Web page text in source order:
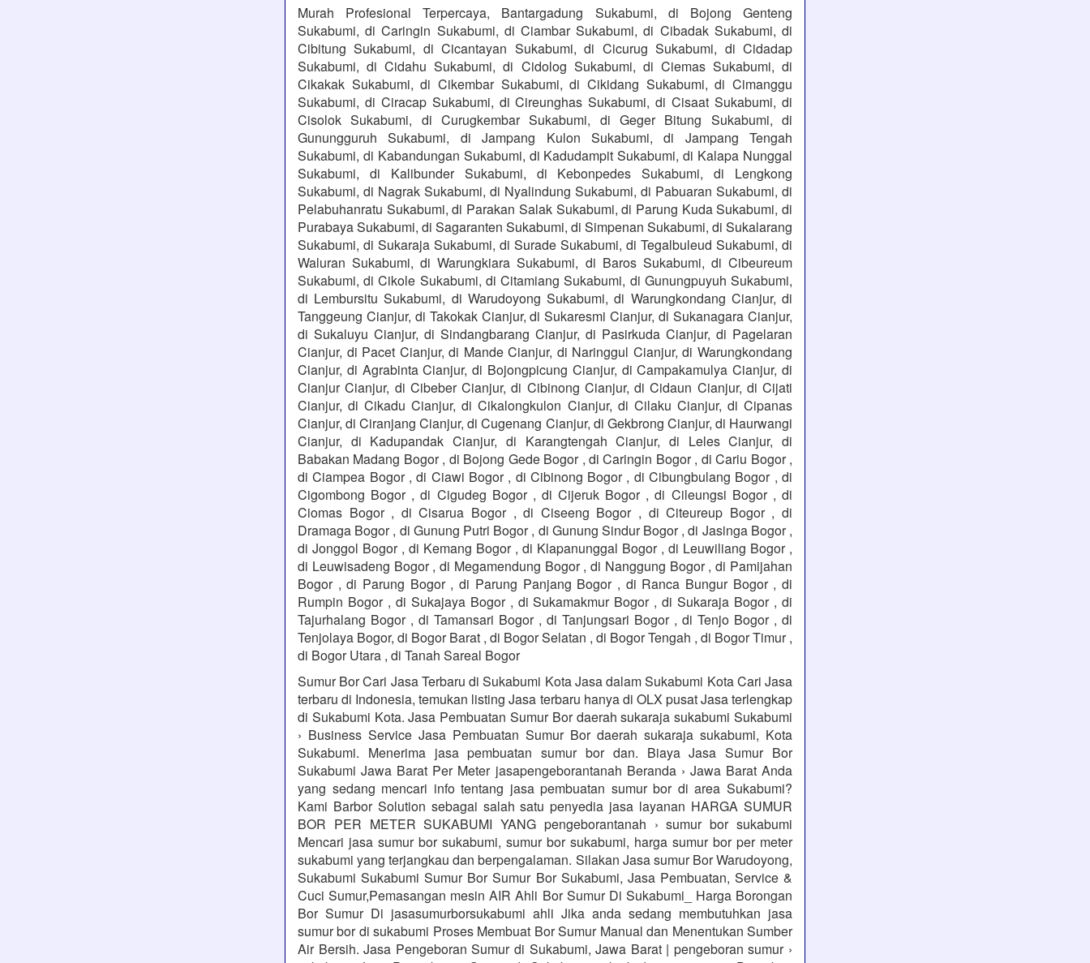
Murah Profesional Terpercaya, Bantargadung Sukabumi, di Bojong Genteng
Sukabumi, di Caringin Sukabumi, di Ciambar Sukabumi, di Cibadak Sukabumi, di
Cibitung Sukabumi, di Cicantayan Sukabumi, di Cicurug Sukabumi, di Cidadap
Sukabumi, di Cidahu Sukabumi, di Cidolog Sukabumi, di Ciemas Sukabumi, di
Cikakak Sukabumi, di Cikembar Sukabumi, di Cikidang Sukabumi, di Cimanggu
Sukabumi, di Ciracap Sukabumi, di Cireunghas Sukabumi, di Cisaat Sukabumi, di
Cisolok Sukabumi, di Curugkembar Sukabumi, di Geger Bitung Sukabumi, di
Gunungguruh Sukabumi, di Jampang Kulon Sukabumi, di Jampang Tengah
Sukabumi, di Kabandungan Sukabumi, di Kadudampit Sukabumi, di Kalapa Nunggal
Sukabumi, di Kalibunder Sukabumi, di Kebonpedes Sukabumi, di Lengkong
Sukabumi, di Nagrak Sukabumi, di Nyalindung Sukabumi, di Pabuaran Sukabumi, di
Pelabuhanratu Sukabumi, di Parakan Salak Sukabumi, di Parung Kuda Sukabumi, di
Purabaya Sukabumi, di Sagaranten Sukabumi, di Simpenan Sukabumi, di Sukalarang
Sukabumi, di Sukaraja Sukabumi, di Surade Sukabumi, di Tegalbuleud Sukabumi, di
Waluran Sukabumi, di Warungkiara Sukabumi, di Baros Sukabumi, di Cibeureum
Sukabumi, di Cikole Sukabumi, di Citamiang Sukabumi, di Gunungpuyuh Sukabumi,
di Lembursitu Sukabumi, di Warudoyong Sukabumi, di Warungkondang Cianjur, di
Tanggeung Cianjur, di Takokak Cianjur, di Sukaresmi Cianjur, di Sukanagara Cianjur,
di Sukaluyu Cianjur, di Sindangbarang Cianjur, di Pasirkuda Cianjur, di Pagelaran
Cianjur, di Pacet Cianjur, di Mande Cianjur, di Naringgul Cianjur, di Warungkondang
Cianjur, di Agrabinta Cianjur, di Bojongpicung Cianjur, di Campakamulya Cianjur, di
Cianjur Cianjur, di Cibeber Cianjur, di Cibinong Cianjur, di Cidaun Cianjur, di Cijati
Cianjur, di Cikadu Cianjur, di Cikalongkulon Cianjur, di Cilaku Cianjur, di Cipanas
Cianjur, di Ciranjang Cianjur, di Cugenang Cianjur, di Gekbrong Cianjur, di Haurwangi
Cianjur, di Kadupandak Cianjur, di Karangtengah Cianjur, di Leles Cianjur, di
Babakan Madang Bogor , di Bojong Gede Bogor , di Caringin Bogor , di Cariu Bogor ,
di Ciampea Bogor , di Ciawi Bogor , di Cibinong Bogor , di Cibungbulang Bogor , di
Cigombong Bogor , di Cigudeg Bogor , di Cijeruk Bogor , di Cileungsi Bogor , di
Ciomas Bogor , di Cisarua Bogor , di Ciseeng Bogor , di Citeureup Bogor , di
Dramaga Bogor , di Gunung Putri Bogor , di Gunung Sindur Bogor , di Jasinga Bogor ,
di Jonggol Bogor , di Kemang Bogor , di Klapanunggal Bogor , di Leuwiliang Bogor ,
di Leuwisadeng Bogor , di Megamendung Bogor , di Nanggung Bogor , di Pamijahan
Bogor , di Parung Bogor , di Parung Panjang Bogor , di Ranca Bungur Bogor , di
Rumpin Bogor , di Sukajaya Bogor , di Sukamakmur Bogor , di Sukaraja Bogor , di
Tajurhalang Bogor , di Tamansari Bogor , di Tanjungsari Bogor , di Tenjo Bogor , di
Tenjolaya Bogor, di Bogor Barat , di Bogor Selatan , di Bogor Tengah , di Bogor Timur ,
di Bogor Utara , di Tanah Sareal Bogor
Sumur Bor Cari Jasa Terbaru di Sukabumi Kota Jasa dalam Sukabumi Kota Cari Jasa
terbaru di Indonesia, temukan listing Jasa terbaru hanya di OLX pusat Jasa terlengkap
di Sukabumi Kota. Jasa Pembuatan Sumur Bor daerah sukaraja sukabumi Sukabumi
› Business Service Jasa Pembuatan Sumur Bor daerah sukaraja sukabumi, Kota
Sukabumi. Menerima jasa pembuatan sumur bor dan. Biaya Jasa Sumur Bor
Sukabumi Jawa Barat Per Meter jasapengeborantanah Beranda › Jawa Barat Anda
yang sedang mencari info tentang jasa pembuatan sumur bor di area Sukabumi?
Kami Barbor Solution sebagai salah satu penyedia jasa layanan HARGA SUMUR
BOR PER METER SUKABUMI YANG pengeborantanah › sumur bor sukabumi
Mencari jasa sumur bor sukabumi, sumur bor sukabumi, harga sumur bor per meter
sukabumi yang terjangkau dan berpengalaman. Silakan Jasa sumur Bor Warudoyong,
Sukabumi Sukabumi Sumur Bor Sumur Bor Sukabumi, Jasa Pembuatan, Service &
Cuci Sumur,Pemasangan mesin AIR Ahli Bor Sumur Di Sukabumi_ Harga Borongan
Bor Sumur Di jasasumurborsukabumi ahli Jika anda sedang membutuhkan jasa
sumur bor di sukabumi Proses Membuat Bor Sumur Manual dan Menentukan Sumber
Air Bersih. Jasa Pengeboran Sumur di Sukabumi, Jawa Barat | pengeboran sumur ›